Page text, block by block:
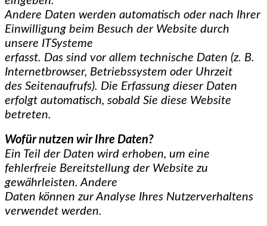
Andere Daten werden automatisch oder nach Ihrer
Einwilligung beim Besuch der Website durch
unsere ITSysteme
erfasst. Das sind vor allem technische Daten (z. B.
Internetbrowser, Betriebssystem oder Uhrzeit
des Seitenaufrufs). Die Erfassung dieser Daten
erfolgt automatisch, sobald Sie diese Website
betreten.
Wofür nutzen wir Ihre Daten?
Ein Teil der Daten wird erhoben, um eine
fehlerfreie Bereitstellung der Website zu
gewährleisten. Andere
Daten können zur Analyse Ihres Nutzerverhaltens
verwendet werden.